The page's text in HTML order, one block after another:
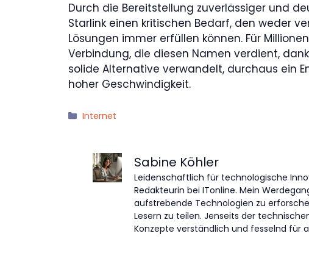
Durch die Bereitstellung zuverlässiger und
Starlink einen kritischen Bedarf, den weder
Lösungen immer erfüllen können. Für
Verbindung, die diesen Namen verdient,
solide Alternative verwandelt, durchaus ein
hoher Geschwindigkeit.
Kategorien
Internet
Sabine Köhler
Leidenschaftlich für technologische
Redakteurin bei ITonline. Mein
aufstrebende Technologien zu
Lesern zu teilen. Jenseits der
Konzepte verständlich und fesselnd für